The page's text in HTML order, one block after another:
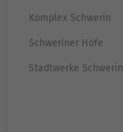
Komplex Schwerin
Schweriner Höfe
Stadtwerke Schwerin